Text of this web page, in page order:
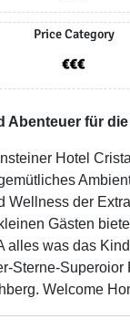
Price Category
Abenteuer für
Hotel
Wellness der
Gästen
alles was das
Sterne-Superoior
Welcome